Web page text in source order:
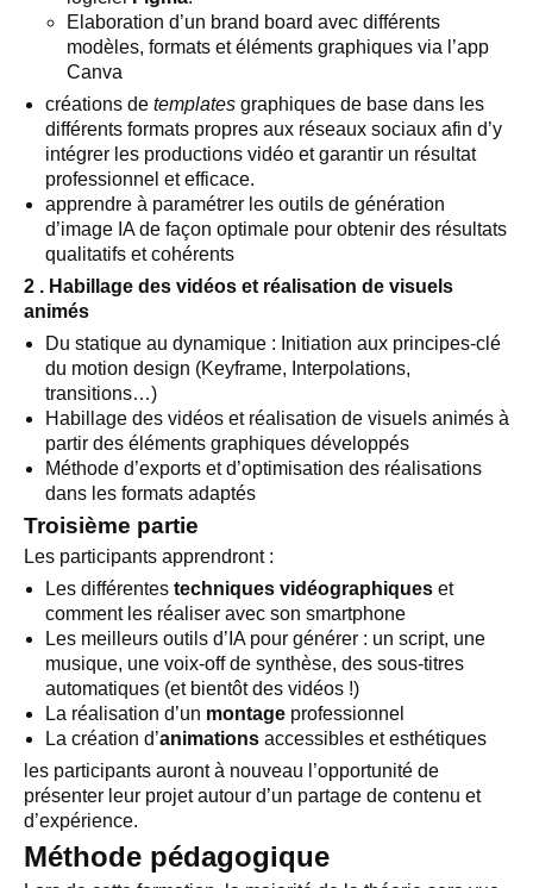
Elaboration d’un brand board avec différents
modèles, formats et éléments graphiques via l’app
Canva
créations de templates graphiques de base dans les
différents formats propres aux réseaux sociaux afin d’y
intégrer les productions vidéo et garantir un résultat
professionnel et efficace.
apprendre à paramétrer les outils de génération
d’image IA de façon optimale pour obtenir des résultats
qualitatifs et cohérents
2 . Habillage des vidéos et réalisation de visuels
animés
Du statique au dynamique : Initiation aux principes-clé
du motion design (Keyframe, Interpolations,
transitions…)
Habillage des vidéos et réalisation de visuels animés à
partir des éléments graphiques développés
Méthode d’exports et d’optimisation des réalisations
dans les formats adaptés
Troisième partie
Les participants apprendront :
Les différentes techniques vidéographiques et
comment les réaliser avec son smartphone
Les meilleurs outils d’IA pour générer : un script, une
musique, une voix-off de synthèse, des sous-titres
automatiques (et bientôt des vidéos !)
La réalisation d’un montage professionnel
La création d’animations accessibles et esthétiques
les participants auront à nouveau l’opportunité de
présenter leur projet autour d’un partage de contenu et
d’expérience.
Méthode pédagogique